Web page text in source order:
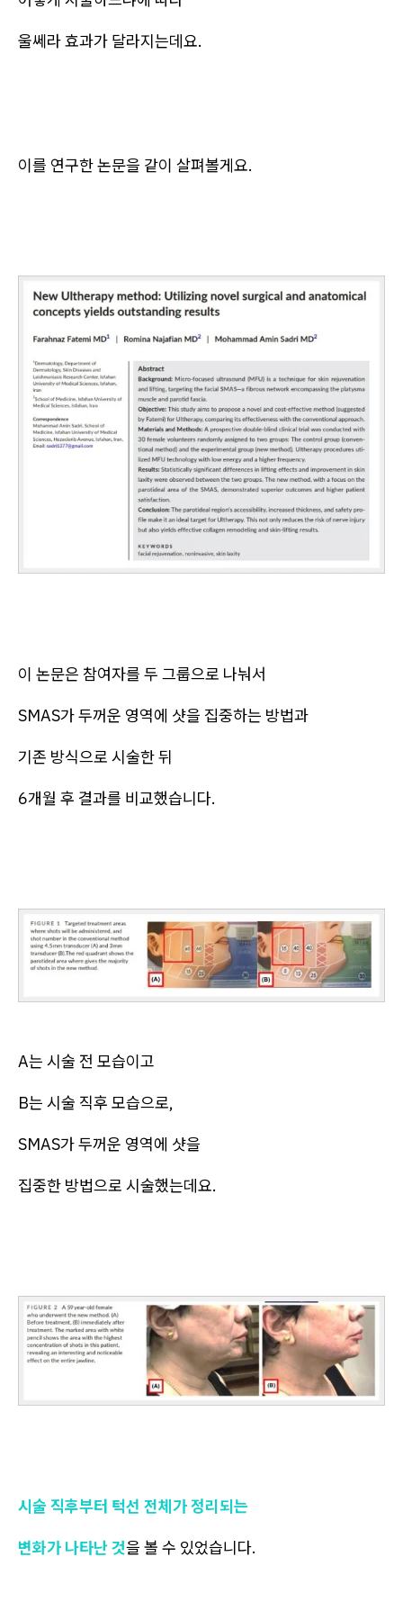
울쎄라 효과가 달라지는데요.
이를 연구한 논문을 같이 살펴볼게요.
이 논문은 참여자를 두 그룹으로 나눠서
SMAS가 두꺼운 영역에 샷을 집중하는 방법과
기존 방식으로 시술한 뒤
6개월 후 결과를 비교했습니다.
A는 시술 전 모습이고
B는 시술 직후 모습으로,
SMAS가 두꺼운 영역에 샷을
집중한 방법으로 시술했는데요.
시술 직후부터 턱선 전체가 정리되는
변화가 나타난 것을 볼 수 있었습니다.